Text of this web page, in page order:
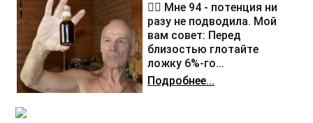
❤️‍🔥 Мне 94 - потенция ни
разу не подводила. Мой
вам совет: Перед
близостью глотайте
ложку 6%-го...
Подробнее...